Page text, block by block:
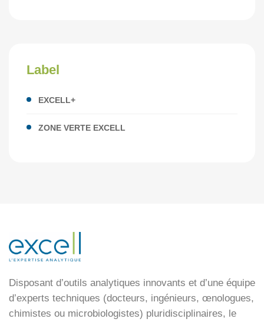
Label
EXCELL+
ZONE VERTE EXCELL
Disposant d’outils analytiques innovants et d’une équipe
d’experts techniques (docteurs, ingénieurs, œnologues,
chimistes ou microbiologistes) pluridisciplinaires, le